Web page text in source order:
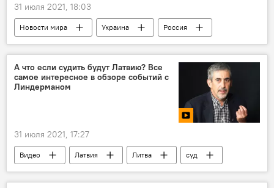
31 июля 2021, 18:03
Новости мира Украина
Россия
памятник
А что если судить будут Латвию? Все
самое интересное в обзоре событий с
Линдерманом
31 июля 2021, 17:27
Видео Латвия Литва
суд
президент
Владимир Линдерман